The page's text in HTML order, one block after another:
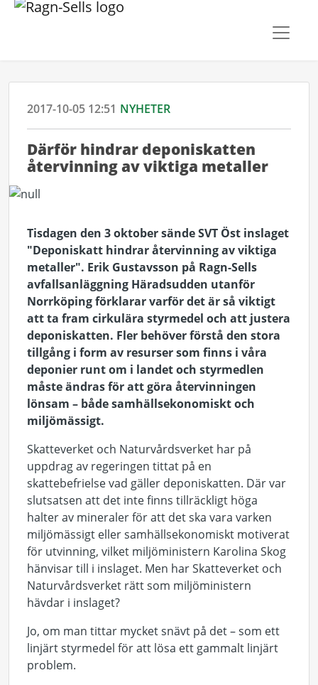
2017-10-05 12:51 NYHETER
Därför hindrar deponiskatten
återvinning av viktiga metaller
Tisdagen den 3 oktober sände SVT Öst inslaget
"Deponiskatt hindrar återvinning av viktiga
metaller". Erik Gustavsson på Ragn-Sells
avfallsanläggning Häradsudden utanför
Norrköping förklarar varför det är så viktigt
att ta fram cirkulära styrmedel och att justera
deponiskatten. Fler behöver förstå den stora
tillgång i form av resurser som finns i våra
deponier runt om i landet och styrmedlen
måste ändras för att göra återvinningen
lönsam – både samhällsekonomiskt och
miljömässigt.
Skatteverket och Naturvårdsverket har på
uppdrag av regeringen tittat på en
skattebefrielse vad gäller deponiskatten. Där var
slutsatsen att det inte finns tillräckligt höga
halter av mineraler för att det ska vara varken
miljömässigt eller samhällsekonomiskt motiverat
för utvinning, vilket miljöministern Karolina Skog
hänvisar till i inslaget. Men har Skatteverket och
Naturvårdsverket rätt som miljöministern
hävdar i inslaget?
Jo, om man tittar mycket snävt på det – som ett
linjärt styrmedel för att lösa ett gammalt linjärt
problem.